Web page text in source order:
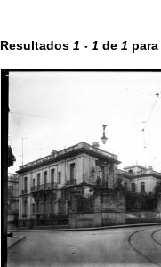
Resultados 1 - 1 de 1 para